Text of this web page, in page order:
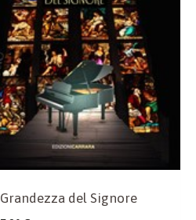
Grandezza del Signore